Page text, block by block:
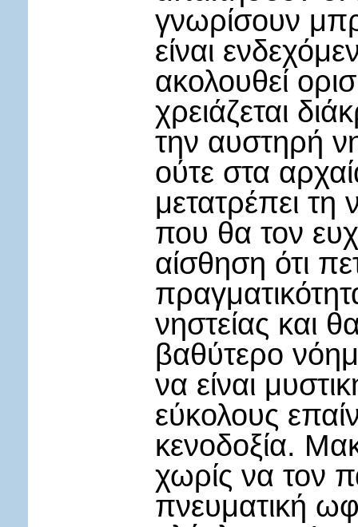
γνωρίσουν
είναι
ακολουθεί
χρειάζεται
την αυστηρή
ούτε στα
μετατρέπει τη
που θα τον
αίσθηση ότι
νηστείας και
βαθύτερο
να είναι
εύκολους
κενοδοξία.
χωρίς να τον
πνευματική